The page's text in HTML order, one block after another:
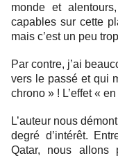
monde et
capables sur cette
mais c’est un peu
Par contre, j’ai
vers le passé et qui
chrono » ! L’effet «
L’auteur nous
degré d’intérêt.
Qatar, nous allons